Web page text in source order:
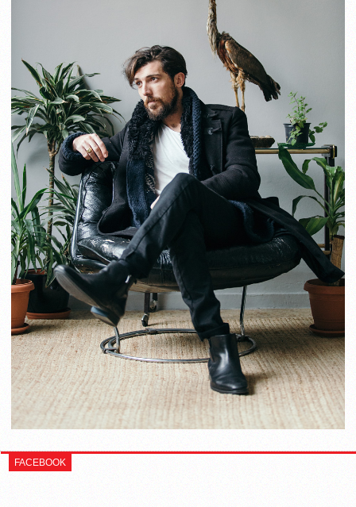
FACEBOOK